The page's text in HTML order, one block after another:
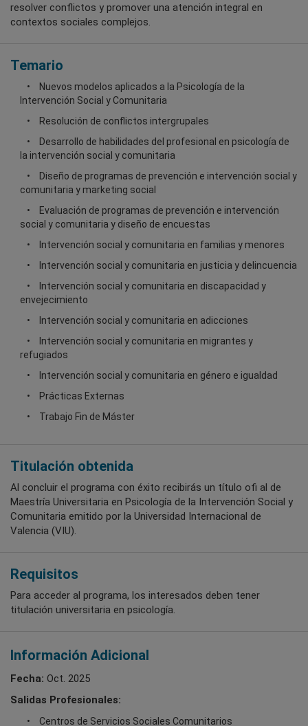
resolver conflictos y promover una atención integral en
contextos sociales complejos.
Temario
Nuevos modelos aplicados a la Psicología de la
Intervención Social y Comunitaria
Resolución de conflictos intergrupales
Desarrollo de habilidades del profesional en psicología de
la intervención social y comunitaria
Diseño de programas de prevención e intervención social y
comunitaria y marketing social
Evaluación de programas de prevención e intervención
social y comunitaria y diseño de encuestas
Intervención social y comunitaria en familias y menores
Intervención social y comunitaria en justicia y delincuencia
Intervención social y comunitaria en discapacidad y
envejecimiento
Intervención social y comunitaria en adicciones
Intervención social y comunitaria en migrantes y
refugiados
Intervención social y comunitaria en género e igualdad
Prácticas Externas
Trabajo Fin de Máster
Titulación obtenida
Al concluir el programa con éxito recibirás un título ofi al de
Maestría Universitaria en Psicología de la Intervención Social y
Comunitaria emitido por la Universidad Internacional de
Valencia (VIU).
Requisitos
Para acceder al programa, los interesados deben tener
titulación universitaria en psicología.
Información Adicional
Fecha: Oct. 2025
Salidas Profesionales:
Centros de Servicios Sociales Comunitarios